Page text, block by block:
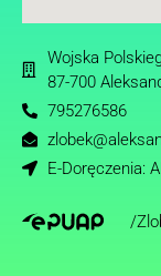
Wojska
87-700
795276586
E-Doręczenia:
/